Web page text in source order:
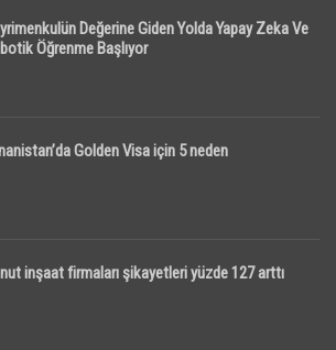
Değerine Giden Yolda Yapay Zeka Ve
Öğrenme Başlıyor
Golden Visa için 5 neden
inşaat firmaları şikayetleri yüzde 127 arttı